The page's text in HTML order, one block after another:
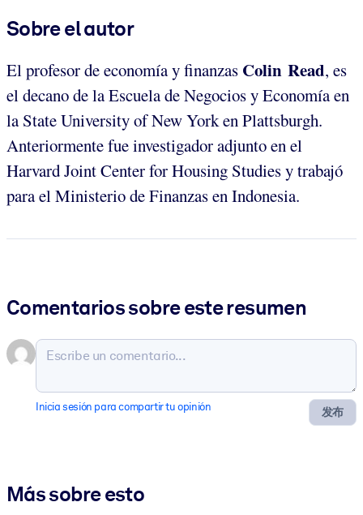
Sobre el autor
El profesor de economía y finanzas Colin Read, es
el decano de la Escuela de Negocios y Economía en
la State University of New York en Plattsburgh.
Anteriormente fue investigador adjunto en el
Harvard Joint Center for Housing Studies y trabajó
para el Ministerio de Finanzas en Indonesia.
Comentarios sobre este resumen
发布
Inicia sesión para compartir tu opinión
Más sobre esto